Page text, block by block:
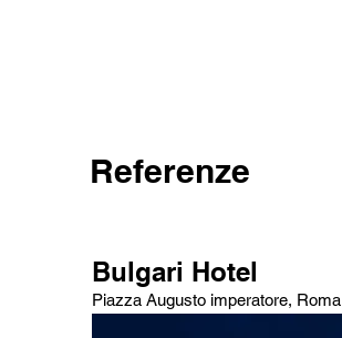
Referenze
Bulgari Hotel
Piazza Augusto imperatore, Roma